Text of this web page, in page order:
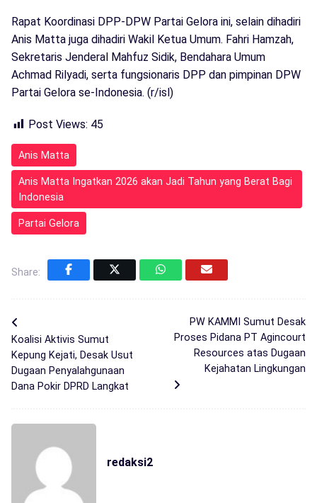
Rapat Koordinasi DPP-DPW Partai Gelora ini, selain dihadiri
Anis Matta juga dihadiri Wakil Ketua Umum. Fahri Hamzah,
Sekretaris Jenderal Mahfuz Sidik, Bendahara Umum
Achmad Rilyadi, serta fungsionaris DPP dan pimpinan DPW
Partai Gelora se-Indonesia. (r/isl)
Post Views: 45
Anis Matta
Anis Matta Ingatkan 2026 akan Jadi Tahun yang Berat Bagi
Indonesia
Partai Gelora
Share:
Koalisi Aktivis Sumut
Kepung Kejati, Desak Usut
Dugaan Penyalahgunaan
Dana Pokir DPRD Langkat
PW KAMMI Sumut Desak
Proses Pidana PT Agincourt
Resources atas Dugaan
Kejahatan Lingkungan
redaksi2